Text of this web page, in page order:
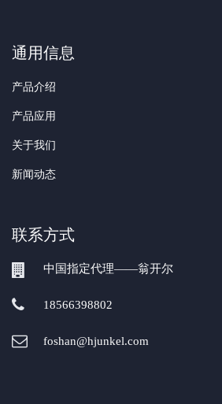
通用信息
产品介绍
产品应用
关于我们
新闻动态
联系方式
中国指定代理——翁开尔
18566398802
foshan@hjunkel.com